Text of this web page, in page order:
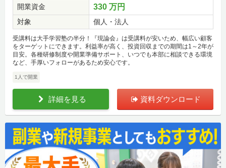
開業資金
330 万円
対象 個人・法人
受講料は大手学習塾の半分！『現論会』は受講料が安いため、幅広い顧客
をターゲットにできます。利益率が高く、投資回収までの期間は1～2年が
目安。各種研修制度や開業準備サポート、いつでも本部に相談できる環境
など、手厚いフォローがあるため安心です。
1人で開業
詳細を見る 資料ダウンロード